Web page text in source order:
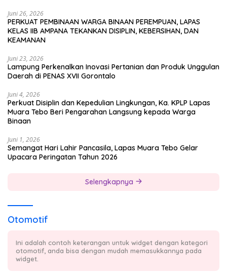
Juni 26, 2026
PERKUAT PEMBINAAN WARGA BINAAN PEREMPUAN, LAPAS
KELAS IIB AMPANA TEKANKAN DISIPLIN, KEBERSIHAN, DAN
KEAMANAN
Juni 23, 2026
Lampung Perkenalkan Inovasi Pertanian dan Produk Unggulan
Daerah di PENAS XVII Gorontalo
Juni 4, 2026
Perkuat Disiplin dan Kepedulian Lingkungan, Ka. KPLP Lapas
Muara Tebo Beri Pengarahan Langsung kepada Warga
Binaan
Juni 1, 2026
Semangat Hari Lahir Pancasila, Lapas Muara Tebo Gelar
Upacara Peringatan Tahun 2026
Selengkapnya
Otomotif
Ini adalah contoh keterangan untuk widget dengan kategori
otomotif, anda bisa dengan mudah memasukkannya pada
widget.